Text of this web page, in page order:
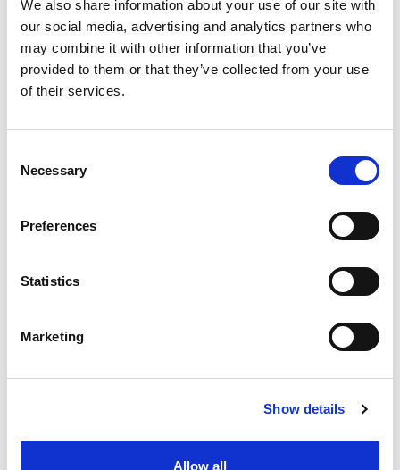
We also share information about your use of our site with
our social media, advertising and analytics partners who
may combine it with other information that you’ve
provided to them or that they’ve collected from your use
of their services.
Selection
Necessary
Preferences
Statistics
Marketing
Show details
Allow all